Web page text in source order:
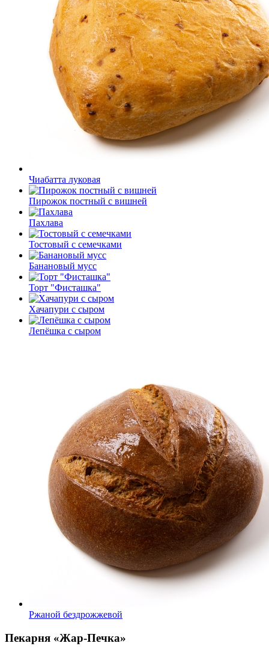
Чиабатта луковая
Пирожок постный с вишней
Пахлава
Тостовый с семечками
Банановый мусс
Торт "Фисташка"
Хачапури с сыром
Лепёшка с сыром
Ржаной бездрожжевой
Пекарня «Жар-Печка»